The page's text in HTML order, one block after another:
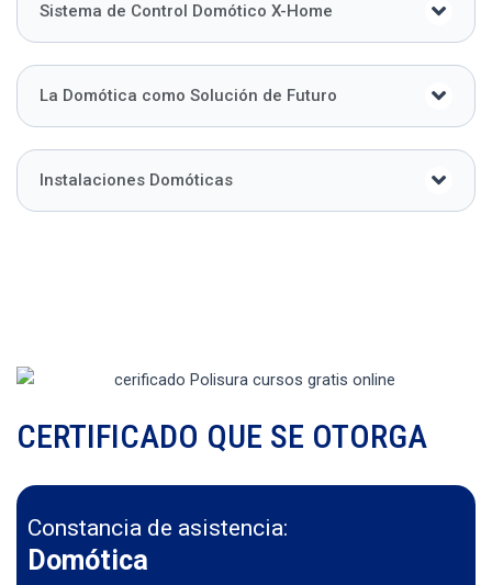
Sistema de Control Domótico X-Home
La Domótica como Solución de Futuro
Instalaciones Domóticas
CERTIFICADO QUE SE OTORGA
Constancia de asistencia:
Domótica